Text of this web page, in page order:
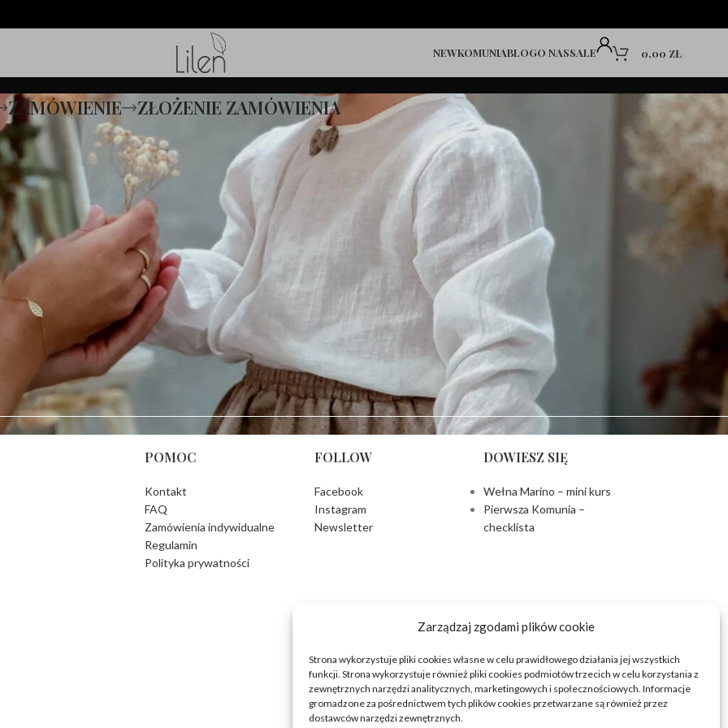
Zarządzaj zgodami plików cookie
Strona wykorzystuje pliki cookies własne w celu prawidłowego działania jej wszystkich
funkcji. Strona wykorzystuje również pliki cookies podmiotów trzecich w celu korzystania z
zewnętrznych narzędzi analitycznych, marketingowych i społecznościowych. Informacje
gromadzone za pośrednictwem tych plików cookies przetwarzane są również przez
dostawców narzędzi zewnętrznych.
NEWKOMUNIABLOGO NASSALE 0,00 ZŁ
ZAMÓWIENIE ZŁOŻENIE ZAMÓWIENIA
pusty.
cart. You
POMOC
Kontakt
FAQ
Zamówienia indywidualne
Regulamin
Polityka prywatności
FOLLOW
Facebook
Instagram
Newsletter
DOWIESZ SIĘ
Wełna Marino – mini kurs
Pierwsza Komunia –
checklista